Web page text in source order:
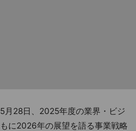
5月28日、2025年度の業界・ビジ
に2026年の展望を語る事業戦略